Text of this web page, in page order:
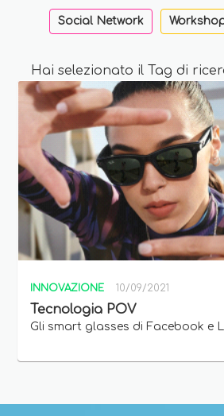
Social Network
Hai selezionato il Tag di
INNOVAZIONE 10/09/2021
Tecnologia POV
Gli smart glasses di Facebook e